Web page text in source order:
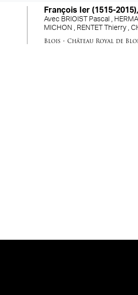
François Ier (1515-
Avec BRIOIST Pascal ,
MICHON , RENTET Thierry ,
Blois •Château Royal de